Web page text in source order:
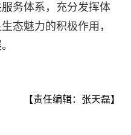
务体系，充分发挥体
态魅力的积极作用，
【责任编辑：张天磊】